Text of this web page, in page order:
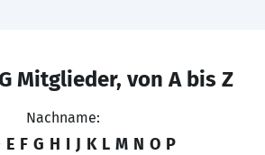
Mitglieder, von A bis Z
Nachname:
E F G H I J K L M N O P